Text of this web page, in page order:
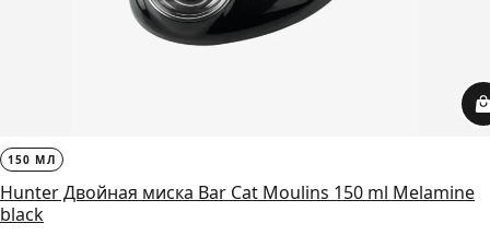
150 МЛ
Hunter Двойная миска Bar Cat Moulins 150 ml Melamine
black